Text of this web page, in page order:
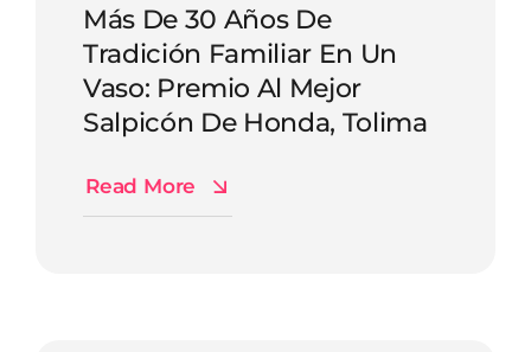
Más De 30 Años De
Tradición Familiar En Un
Vaso: Premio Al Mejor
Salpicón De Honda, Tolima
Read More